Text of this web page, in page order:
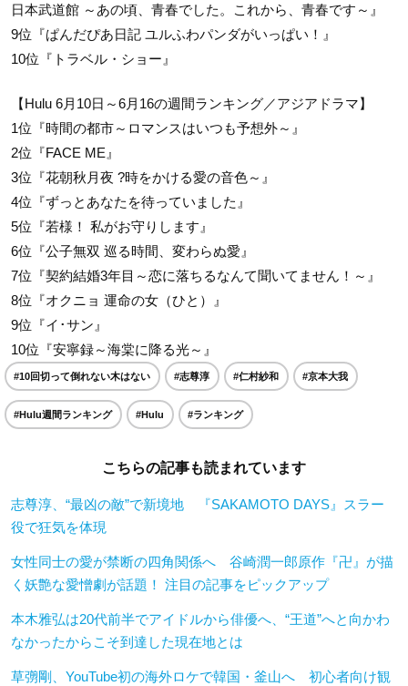
日本武道館 ～あの頃、青春でした。これから、青春です～』
9位『ぱんだぴあ日記 ユルふわパンダがいっぱい！』
10位『トラベル・ショー』
【Hulu 6月10日～6月16の週間ランキング／アジアドラマ】
1位『時間の都市～ロマンスはいつも予想外～』
2位『FACE ME』
3位『花朝秋月夜 ?時をかける愛の音色～』
4位『ずっとあなたを待っていました』
5位『若様！ 私がお守りします』
6位『公子無双 巡る時間、変わらぬ愛』
7位『契約結婚3年目～恋に落ちるなんて聞いてません！～』
8位『オクニョ 運命の女（ひと）』
9位『イ･サン』
10位『安寧録～海棠に降る光～』
#10回切って倒れない木はない #志尊淳 #仁村紗和 #京本大我
#Hulu週間ランキング #Hulu #ランキング
こちらの記事も読まれています
志尊淳、“最凶の敵”で新境地 『SAKAMOTO DAYS』スラー
役で狂気を体現
女性同士の愛が禁断の四角関係へ 谷崎潤一郎原作『卍』が描
く妖艶な愛憎劇が話題！ 注目の記事をピックアップ
本木雅弘は20代前半でアイドルから俳優へ、“王道”へと向かわ
なかったからこそ到達した現在地とは
草彅剛、YouTube初の海外ロケで韓国・釜山へ 初心者向け観